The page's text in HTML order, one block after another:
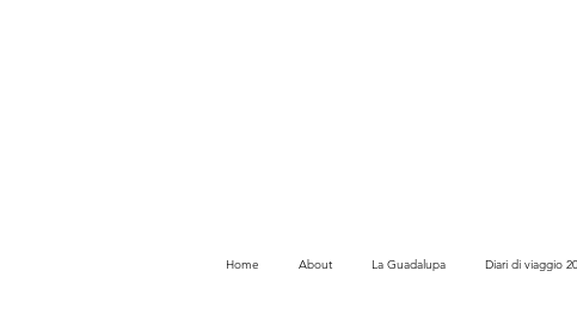
Home About La Guadalupa Diari di viaggio